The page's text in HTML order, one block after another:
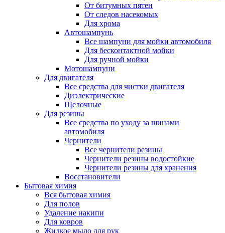
От битумных пятен
От следов насекомых
Для хрома
Автошампунь
Все шампуни для мойки автомобиля
Для бесконтактной мойки
Для ручной мойки
Мотошампуни
Для двигателя
Все средства для чистки двигателя
Диэлектрические
Щелочные
Для резины
Все средства по уходу за шинами
автомобиля
Чернители
Все чернители резины
Чернители резины водостойкие
Чернители резины для хранения
Восстановители
Бытовая химия
Вся бытовая химия
Для полов
Удаление накипи
Для ковров
Жидкое мыло для рук